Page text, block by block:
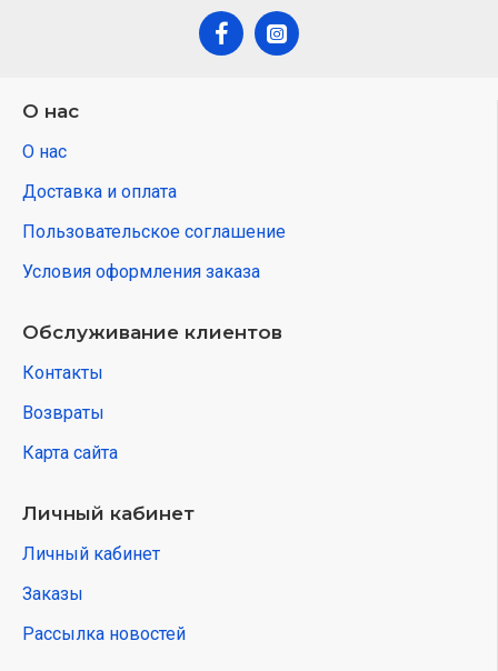
О нас
О нас
Доставка и оплата
Пользовательское соглашение
Условия оформления заказа
Обслуживание клиентов
Контакты
Возвраты
Карта сайта
Личный кабинет
Личный кабинет
Заказы
Рассылка новостей